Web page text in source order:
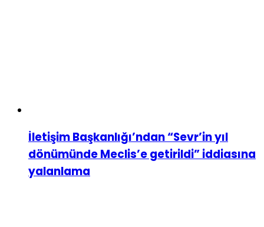
İletişim Başkanlığı’ndan “Sevr’in yıl
dönümünde Meclis’e getirildi” iddiasına
yalanlama